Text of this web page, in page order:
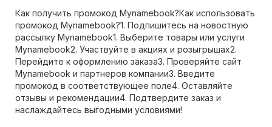
Как получить промокод Mynamebook?Как использовать
промокод Mynamebook?1. Подпишитесь на новостную
рассылку Mynamebook1. Выберите товары или услуги
Mynamebook2. Участвуйте в акциях и розыгрышах2.
Перейдите к оформлению заказа3. Проверяйте сайт
Mynamebook и партнеров компании3. Введите
промокод в соответствующее поле4. Оставляйте
отзывы и рекомендации4. Подтвердите заказ и
наслаждайтесь выгодными условиями!